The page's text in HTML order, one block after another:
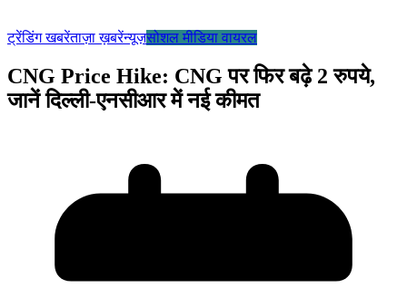
ट्रेंडिंग खबरेंताज़ा ख़बरेंन्यूज़सोशल मीडिया वायरल
CNG Price Hike: CNG पर फिर बढ़े 2 रुपये,
जानें दिल्ली-एनसीआर में नई कीमत